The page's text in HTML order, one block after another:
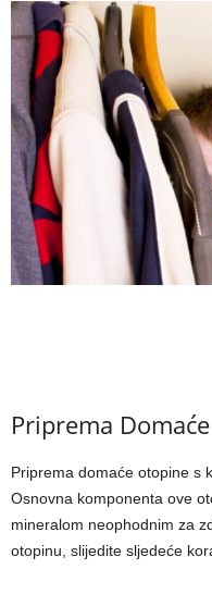
Priprema
Priprema domaće otopine s
Osnovna komponenta ove
mineralom neophodnim za
otopinu, slijedite sljedeće